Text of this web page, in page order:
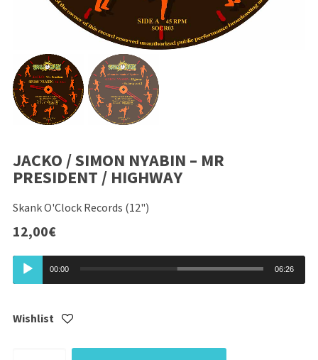
JACKO / SIMON NYABIN – MR
PRESIDENT / HIGHWAY
Skank O'Clock Records (12")
12,00€
Lecteur
audio
00:00 06:26
Wishlist